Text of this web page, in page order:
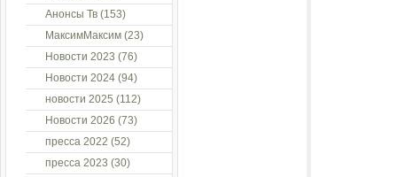
Анонсы Тв (153)
МаксимМаксим (23)
Новости 2023 (76)
Новости 2024 (94)
новости 2025 (112)
Новости 2026 (73)
пресса 2022 (52)
пресса 2023 (30)